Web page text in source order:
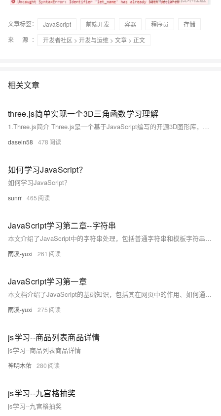
文章标签： JavaScript 前端开发 容器 程序员
存储
来 源：
开发者社区 > 开发与运维 > 文章 > 正文
相关文章
three.js简单实现一个3D三角函数学习理解
1.Three.js简介 Three.js是一个基于JavaScript编写的开源3D图形库，利用WebGL技术在网页上渲染3D图形。它提供了许多高级功能，如几何体、纹理、光照、阴影等，以便开发者能够快速地创建复杂且逼真的3D场景。同时，Three.js还具有很好的跨平台和跨浏览器兼容性，让用户无需安装任何插件就可以在现代浏览器上观看3D内容。
dasein58 478
如何学习JavaScript？
如何学习JavaScript？
sunrr 465
JavaScript学习第二章--字符串
本文介绍了JavaScript中的字符串处理，包括普通字符串和模板字符串的使用方法及常见字符串操作方法如`charAt`、`concat`、`endsWith`等，适合前端学习者参考。作者是一位热爱前端技术的大一学生，专注于分享实用的编程技巧。
雨溪-yuxi 261
JavaScript学习第一章
本文档介绍了JavaScript的基础知识，包括其在网页中的作用、如何通过JavaScript动态设置HTML元素的CSS属性，以及JavaScript中的变量类型（`var`、`let`、`const`）和数据类型（基本数据类型与引用数据类型）。通过实例代码详细解释了JavaScript的核心概念，适合初学者入门学习。
雨溪-yuxi 275
js学习--商品列表商品详情
js学习--商品列表商品详情
神明木佑 280
js学习--九宫格抽奖
js学习--九宫格抽奖